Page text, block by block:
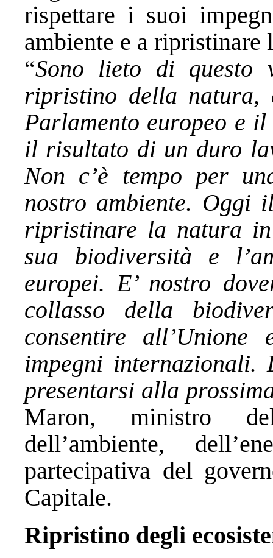
rispettare i suoi
ambiente e a ripristinare
“Sono lieto di questo
ripristino della natura,
Parlamento europeo e
il risultato di un duro
Non c’è tempo per
nostro ambiente. Oggi
ripristinare la natura
sua biodiversità e
europei. E’ nostro
collasso della
consentire
impegni internazionali.
presentarsi alla
Maron, ministro
dell’ambiente,
partecipativa del
Capitale.
Ripristino degli